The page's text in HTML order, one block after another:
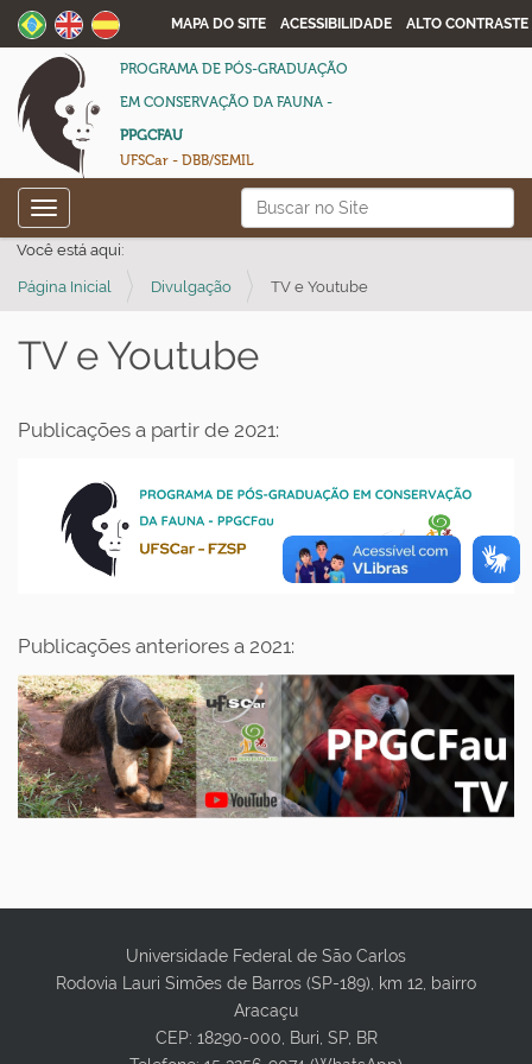
PROGRAMA DE PÓS-GRADUAÇÃO
EM CONSERVAÇÃO DA FAUNA -
PPGCFAU
UFSCar - DBB/SEMIL
Busca
Busca Avançada…
MAPA DO SITE ACESSIBILIDADE ALTO CONTRASTE
Toggle navigation
Você está aqui:
Página Inicial Divulgação TV e Youtube
TV e Youtube
Publicações a partir de 2021:
Publicações anteriores a 2021:
Universidade Federal de São Carlos
Rodovia Lauri Simões de Barros (SP-189), km 12, bairro
Aracaçu
CEP: 18290-000 , Buri, SP, BR